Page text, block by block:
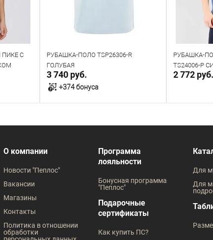
С
РУБАШКА-ПОЛО TSР26306-R
ГОЛУБАЯ
3 740 руб.
+374 бонуса
В корзину
Таблица размеров
РУБАШКА-
TS24006-Р
2 772
Под заказ
О компании
Новости "Пеплос"
Вакансии
Магазины
Контакты
Политика в отношении
обработки
Программа
лояльности
Бонусная программа
"Пеплос"
Подарочные
сертификаты
Как купить ПС?
Для
Для